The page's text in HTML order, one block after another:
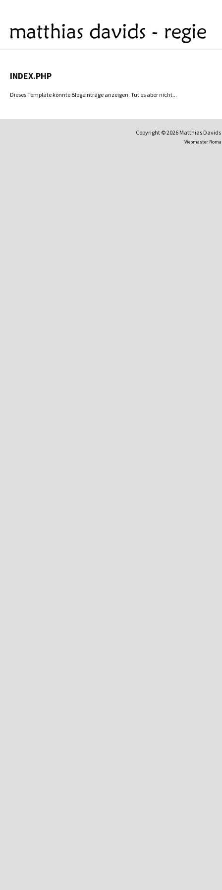
INDEX.PHP
Dieses Template könnte Blogeinträge anzeigen. Tut es aber nicht...
Copyright © 2026 Matthias
Webmaster